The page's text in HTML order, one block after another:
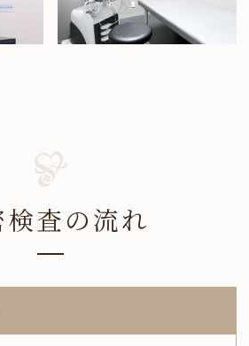
検査の流れ